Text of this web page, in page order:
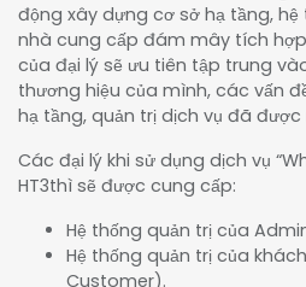
động xây dựng cơ sở hạ tầng,
nhà cung cấp đám mây tích
của đại lý sẽ ưu tiên tập trung
thương hiệu của mình, các vấn
hạ tầng, quản trị dịch vụ đã
Các đại lý khi sử dụng dịch vụ
HT3thì sẽ được cung cấp:
Hệ thống quản trị của
Hệ thống quản trị của
Customer).